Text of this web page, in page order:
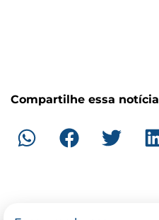
Compartilhe essa notícia